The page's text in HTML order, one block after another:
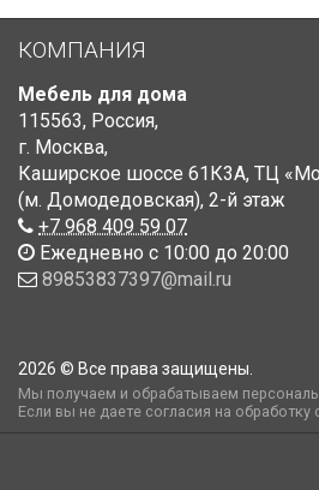
КОМПАНИЯ
Мебель для дома
115563, Россия,
г. Москва,
Каширское шоссе 61К3А, ТЦ
(м. Домодедовская), 2-й этаж
+7 968 409 59 07
Ежедневно с 10:00 до 20:00
89853837397@mail.ru
2026 © Все права защищены.
Мы получаем и обрабатываем
Если вы не даете согласия на